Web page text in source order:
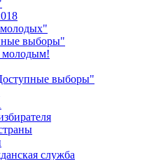
выборы"
молодым!
выборы"
служба